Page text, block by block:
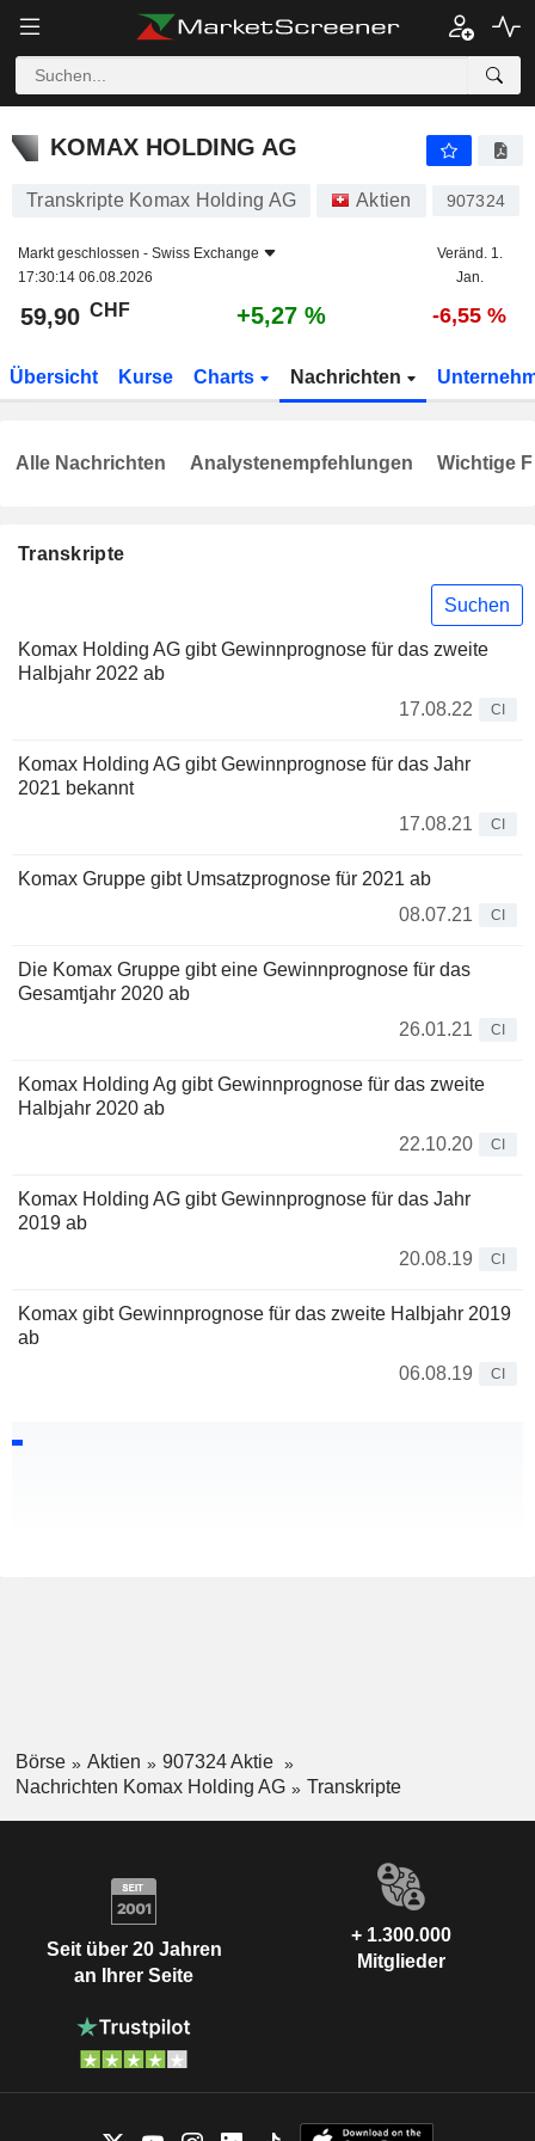
KOMAX HOLDING AG
KOMAX HOLDING AG
Transkripte Komax Holding AG Aktien 907324
Markt geschlossen - Swiss Exchange
17:30:14 06.08.2026
Veränd. 1.
Jan.
59,90 CHF +5,27 % -6,55 %
Übersicht Kurse Charts Nachrichten
Transkripte
Suchen
Komax Holding AG gibt Gewinnprognose für das zweite
Halbjahr 2022 ab
17.08.22
CI
Komax Holding AG gibt Gewinnprognose für das Jahr
2021 bekannt
17.08.21
CI
Komax Gruppe gibt Umsatzprognose für 2021 ab
08.07.21
CI
Die Komax Gruppe gibt eine Gewinnprognose für das
Gesamtjahr 2020 ab
26.01.21
CI
Komax Holding Ag gibt Gewinnprognose für das zweite
Halbjahr 2020 ab
22.10.20
CI
Komax Holding AG gibt Gewinnprognose für das Jahr
2019 ab
20.08.19
CI
Komax gibt Gewinnprognose für das zweite Halbjahr 2019
ab
06.08.19
CI
Alle Nachrichten Analystenempfehlungen Wichtige
Börse Aktien
907324 Aktie
Nachrichten Komax Holding AG
Transkripte
Seit über 20 Jahren
an Ihrer Seite
+ 1.300.000
Mitglieder